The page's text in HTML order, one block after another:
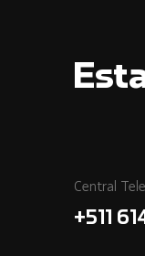
Central
+511